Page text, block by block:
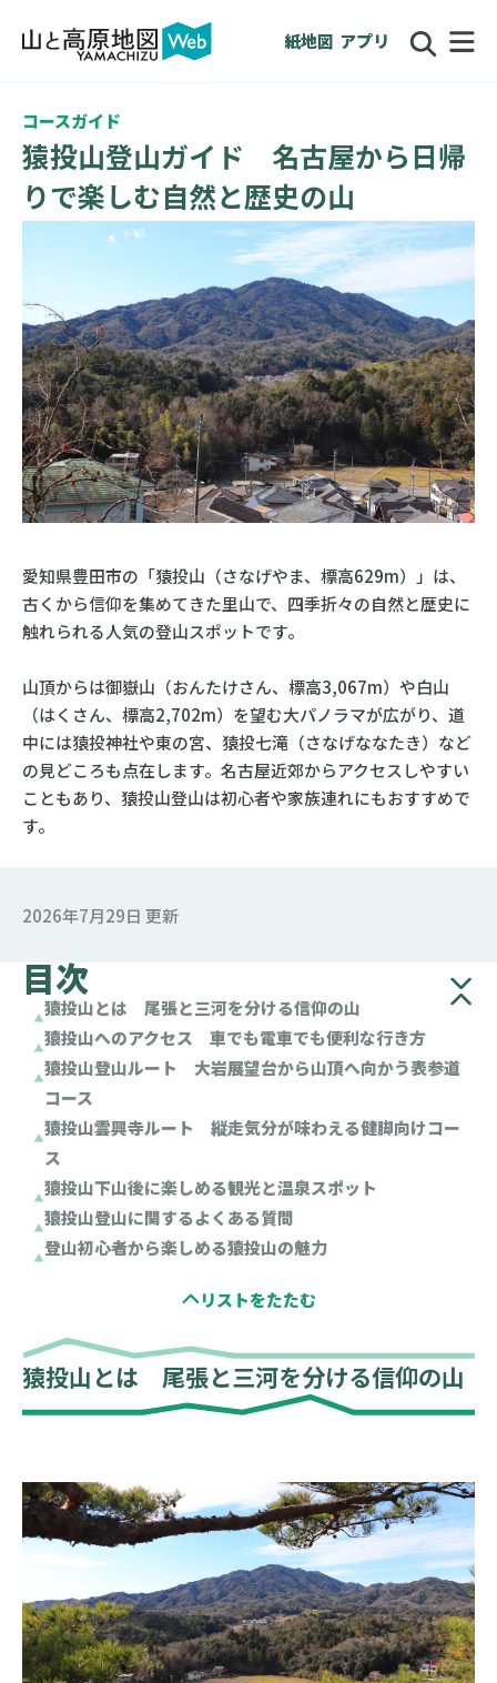
紙地図 アプリ
コースガイド
猿投山登山ガイド 名古屋から日帰
りで楽しむ自然と歴史の山
愛知県豊田市の「猿投山（さなげやま、標高629m）」は、
古くから信仰を集めてきた里山で、四季折々の自然と歴史に
触れられる人気の登山スポットです。
山頂からは御嶽山（おんたけさん、標高3,067m）や白山
（はくさん、標高2,702m）を望む大パノラマが広がり、道
中には猿投神社や東の宮、猿投七滝（さなげななたき）など
の見どころも点在します。名古屋近郊からアクセスしやすい
こともあり、猿投山登山は初心者や家族連れにもおすすめで
す。
2026年7月29日 更新
目次
猿投山とは 尾張と三河を分ける信仰の山
猿投山へのアクセス 車でも電車でも便利な行き方
猿投山登山ルート 大岩展望台から山頂へ向かう表参道
コース
猿投山雲興寺ルート 縦走気分が味わえる健脚向けコー
ス
猿投山下山後に楽しめる観光と温泉スポット
猿投山登山に関するよくある質問
登山初心者から楽しめる猿投山の魅力
猿投山とは 尾張と三河を分ける信仰の山